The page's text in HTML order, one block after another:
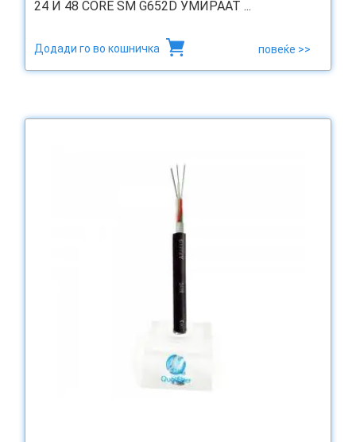
24 И 48 CORE SM G652D УМИРААТ ...
Додади го во кошничка повеќе >>